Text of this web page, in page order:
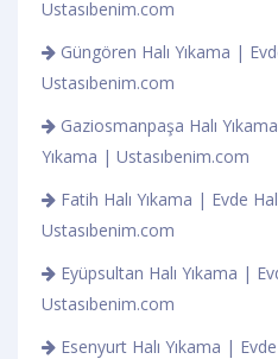
Ustasıbenim.com
Güngören Halı Yıkama |
Ustasıbenim.com
Gaziosmanpaşa Halı
Yıkama | Ustasıbenim.com
Fatih Halı Yıkama | Evde
Ustasıbenim.com
Eyüpsultan Halı Yıkama |
Ustasıbenim.com
Esenyurt Halı Yıkama |